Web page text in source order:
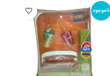
ناموجود